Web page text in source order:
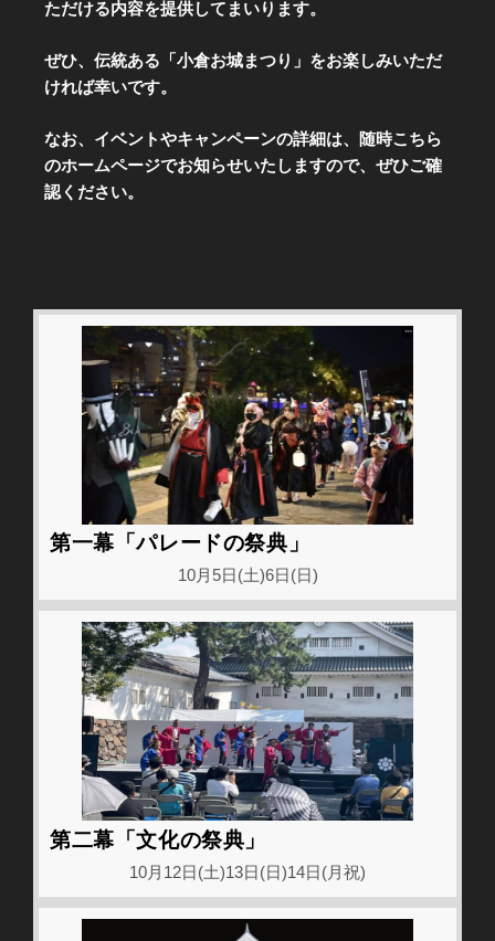
ただける内容を提供してまいります。
ぜひ、伝統ある「小倉お城まつり」をお楽しみいただ
ければ幸いです。
なお、イベントやキャンペーンの詳細は、随時こちら
のホームページでお知らせいたしますので、ぜひご確
認ください。
第一幕「パレードの祭典」
10月5日(土)6日(日)
第二幕「文化の祭典」
10月12日(土)13日(日)14日(月祝)